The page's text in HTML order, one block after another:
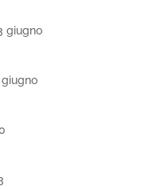
giugno